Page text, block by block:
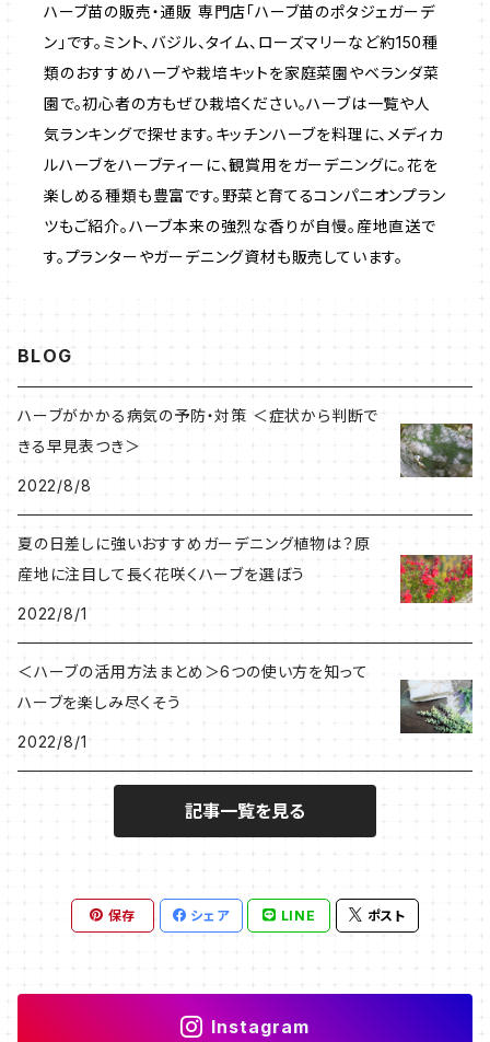
ガーデンベジタ・イタリア野菜
いちご
ハーブ苗の販売・通販 専門店「ハーブ苗のポタジェガーデ
ン」です。ミント、バジル、タイム、ローズマリーなど約150種
類のおすすめハーブや栽培キットを家庭菜園やベランダ菜
園で。初心者の方もぜひ栽培ください。ハーブは一覧や人
気ランキングで探せます。キッチンハーブを料理に、メディカ
ルハーブをハーブティーに、観賞用をガーデニングに。花を
楽しめる種類も豊富です。野菜と育てるコンパニオンプラン
ツもご紹介。ハーブ本来の強烈な香りが自慢。産地直送で
す。プランターやガーデニング資材も販売しています。
BLOG
ハーブがかかる病気の予防・対策 ＜症状から判断で
きる早見表つき＞
2022/8/8
夏の日差しに強いおすすめガーデニング植物は？原
産地に注目して長く花咲くハーブを選ぼう
2022/8/1
＜ハーブの活用方法まとめ＞6つの使い方を知って
ハーブを楽しみ尽くそう
2022/8/1
記事一覧を見る
保存 シェア LINE ポスト
Instagram